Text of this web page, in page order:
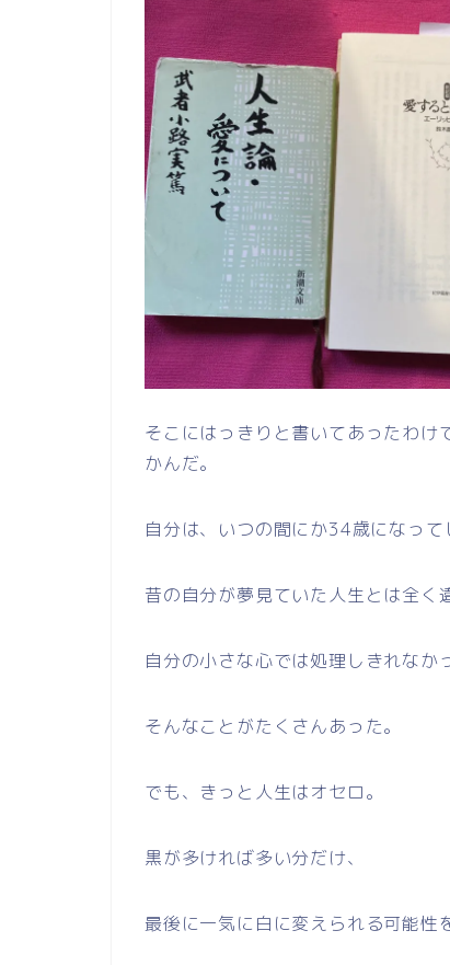
そこにはっきりと書いてあったわ
かんだ。
自分は、いつの間にか34歳になって
昔の自分が夢見ていた人生とは全く
自分の小さな心では処理しきれなか
そんなことがたくさんあった。
でも、きっと人生はオセロ。
黒が多ければ多い分だけ、
最後に一気に白に変えられる可能性